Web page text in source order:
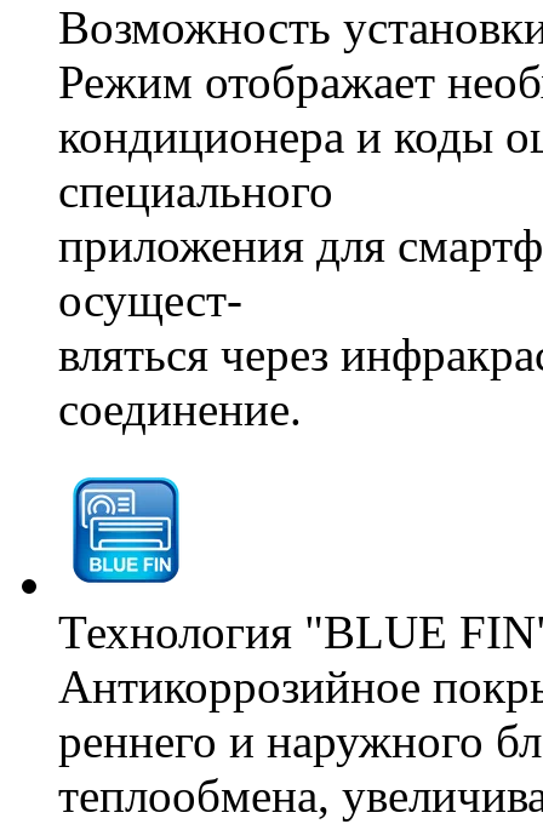
Возможность
Режим отображает
кондиционера и коды
специального
приложения для
осущест-
вляться через
соединение.
Технология "BLUE
Антикоррозийное
реннего и наружного
теплообмена,